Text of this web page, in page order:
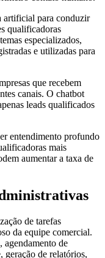
artificial para conduzir
qualificadoras
especializados,
e utilizadas para
que recebem
canais. O chatbot
leads qualificados
entendimento profundo
mais
aumentar a taxa de
de tarefas
da equipe comercial.
agendamento de
geração de relatórios,